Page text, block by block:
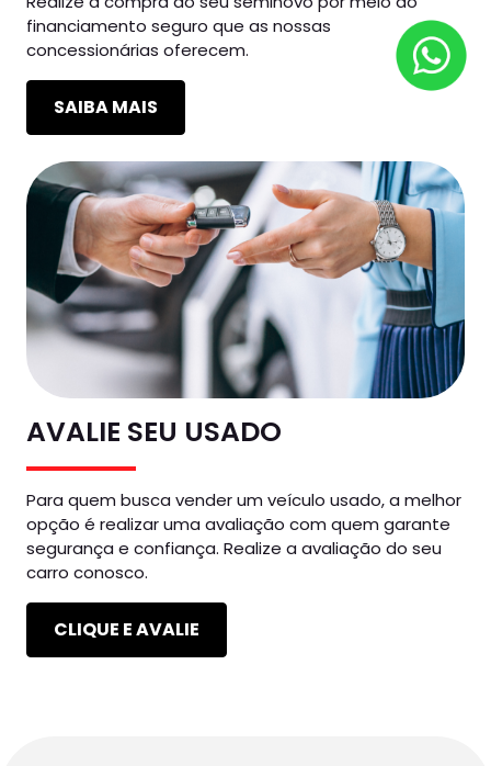
financiamento seguro que as nossas
concessionárias oferecem.
SAIBA MAIS
AVALIE SEU USADO
Para quem busca vender um veículo usado, a melhor
opção é realizar uma avaliação com quem garante
segurança e confiança. Realize a avaliação do seu
carro conosco.
CLIQUE E AVALIE